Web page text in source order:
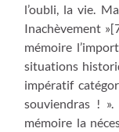
l’oubli, la vie.
Inachèvement
mémoire
situations
impératif
souviendras !
mémoire la